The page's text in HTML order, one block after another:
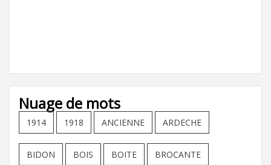
Nuage de mots
1914 1918 ANCIENNE ARDECHE
BIDON BOIS BOITE BROCANTE